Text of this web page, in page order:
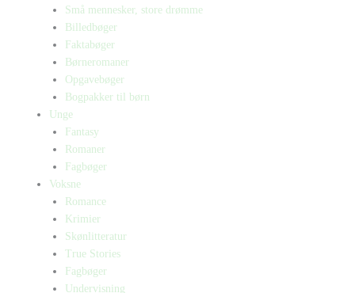
Små mennesker, store drømme
Billedbøger
Faktabøger
Børneromaner
Opgavebøger
Bogpakker til børn
Unge
Fantasy
Romaner
Fagbøger
Voksne
Romance
Krimier
Skønlitteratur
True Stories
Fagbøger
Undervisning